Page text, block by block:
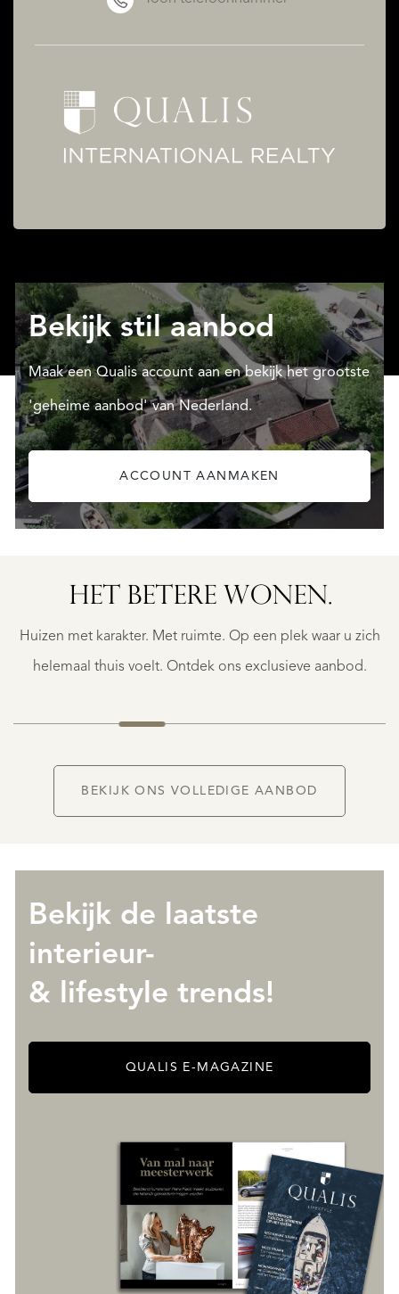
Bekijk stil aanbod
Maak een Qualis account aan en bekijk het grootste
'geheime aanbod' van Nederland.
ACCOUNT AANMAKEN
HET BETERE WONEN.
Huizen met karakter. Met ruimte. Op een plek waar u zich
helemaal thuis voelt. Ontdek ons exclusieve aanbod.
BERGERAC
€
BEKIJK ONS VOLLEDIGE AANBOD
Bekijk de laatste
interieur-
& lifestyle trends!
QUALIS E-MAGAZINE